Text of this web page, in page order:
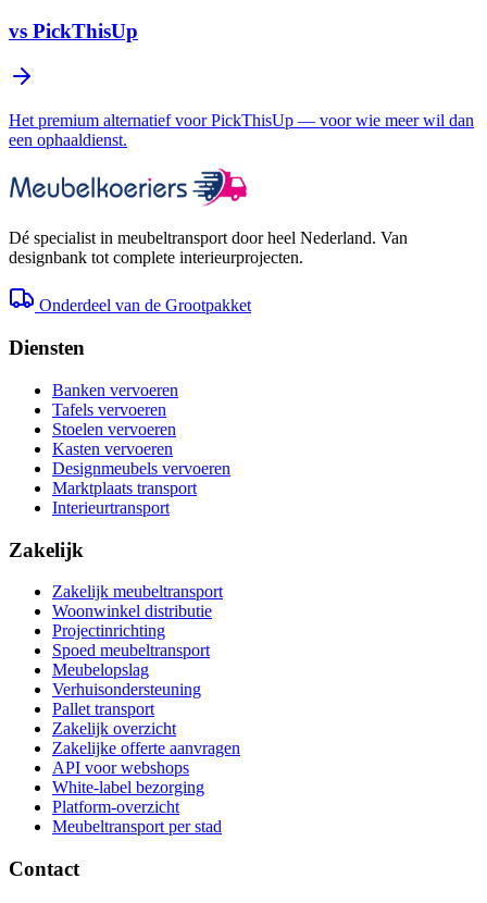
vs PickThisUp
Het premium alternatief voor PickThisUp — voor wie meer wil dan
een ophaaldienst.
Dé specialist in meubeltransport door heel Nederland. Van
designbank tot complete interieurprojecten.
Onderdeel van de Grootpakket
Diensten
Banken vervoeren
Tafels vervoeren
Stoelen vervoeren
Kasten vervoeren
Designmeubels vervoeren
Marktplaats transport
Interieurtransport
Zakelijk
Zakelijk meubeltransport
Woonwinkel distributie
Projectinrichting
Spoed meubeltransport
Meubelopslag
Verhuisondersteuning
Pallet transport
Zakelijk overzicht
Zakelijke offerte aanvragen
API voor webshops
White-label bezorging
Platform-overzicht
Meubeltransport per stad
Contact